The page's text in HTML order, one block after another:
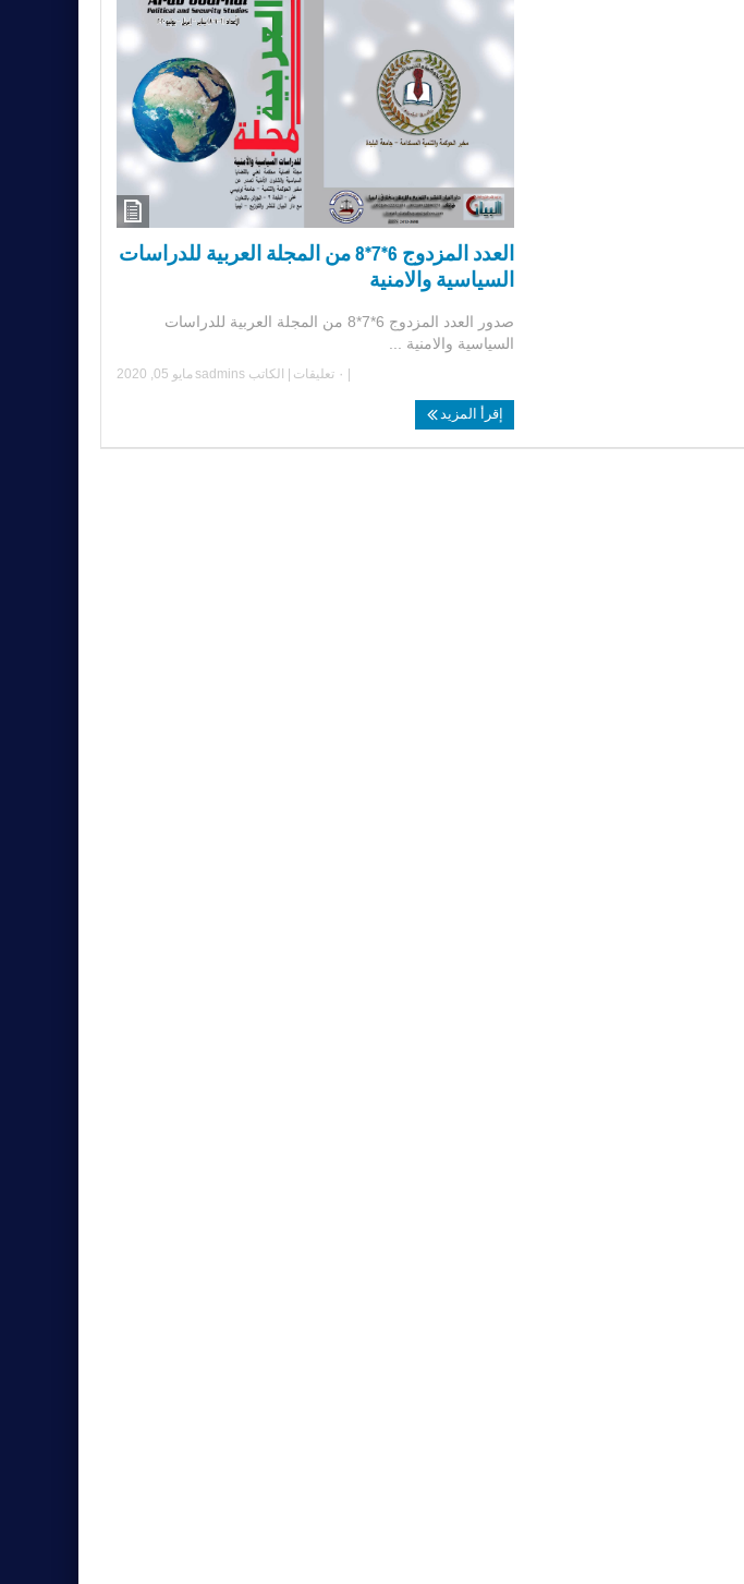
العدد المزدوج 6*7*8 من المجلة العربية للدراسات
السياسية والامنية
صدور العدد المزدوج 6*7*8 من المجلة العربية للدراسات
السياسية والامنية ...
مايو 05, 2020 | الكاتب sadmins
إقرأ المزيد